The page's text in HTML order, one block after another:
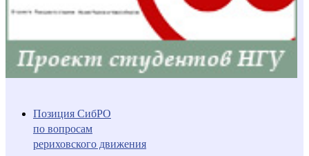
Позиция СибРО
по вопросам
рериховского движения